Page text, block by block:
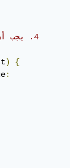
)
{
: